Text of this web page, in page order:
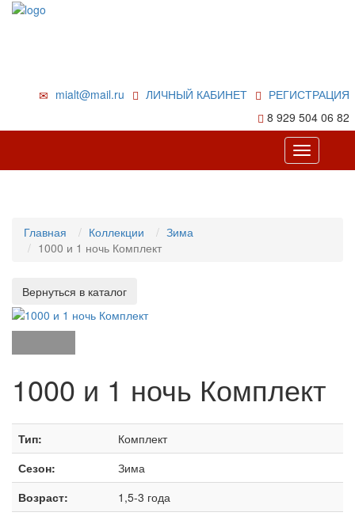
РЕГИСТРАЦИЯ
ЛИЧНЫЙ КАБИНЕТ
mialt@mail.ru
8 929 504 06 82
Toggle
navigation
Главная Коллекции
Зима
1000 и 1 ночь Комплект
1000 и 1 ночь Комплект
Тип:
Комплект
Сезон:
Зима
Возраст:
1,5-3 года